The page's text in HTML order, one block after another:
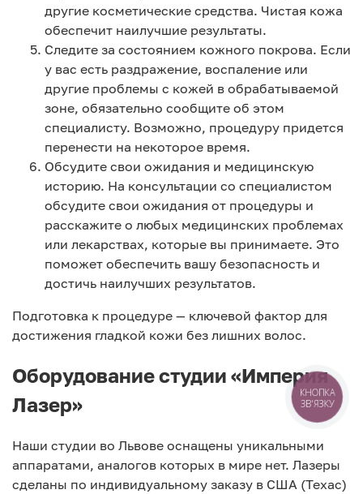
другие косметические средства. Чистая кожа
обеспечит наилучшие результаты.
Следите за состоянием кожного покрова. Если
у вас есть раздражение, воспаление или
другие проблемы с кожей в обрабатываемой
зоне, обязательно сообщите об этом
специалисту. Возможно, процедуру придется
перенести на некоторое время.
Обсудите свои ожидания и медицинскую
историю. На консультации со специалистом
обсудите свои ожидания от процедуры и
расскажите о любых медицинских проблемах
или лекарствах, которые вы принимаете. Это
поможет обеспечить вашу безопасность и
достичь наилучших результатов.
Подготовка к процедуре — ключевой фактор для
достижения гладкой кожи без лишних волос.
Оборудование студии «Империя
Лазер»
Наши студии во Львове оснащены уникальными
аппаратами, аналогов которых в мире нет. Лазеры
сделаны по индивидуальному заказу в США (Техас)
КНОПКА
ЗВ'ЯЗКУ